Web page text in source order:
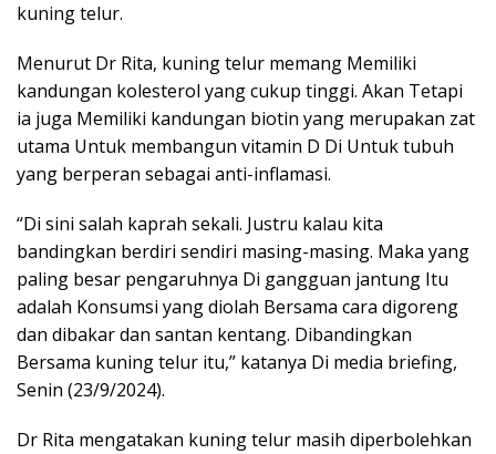
kuning telur.
Menurut Dr Rita, kuning telur memang Memiliki
kandungan kolesterol yang cukup tinggi. Akan Tetapi
ia juga Memiliki kandungan biotin yang merupakan zat
utama Untuk membangun vitamin D Di Untuk tubuh
yang berperan sebagai anti-inflamasi.
“Di sini salah kaprah sekali. Justru kalau kita
bandingkan berdiri sendiri masing-masing. Maka yang
paling besar pengaruhnya Di gangguan jantung Itu
adalah Konsumsi yang diolah Bersama cara digoreng
dan dibakar dan santan kentang. Dibandingkan
Bersama kuning telur itu,” katanya Di media briefing,
Senin (23/9/2024).
Dr Rita mengatakan kuning telur masih diperbolehkan